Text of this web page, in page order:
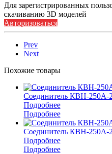
Для зарегистрированных
скачиванию 3D моделей
Авторизоваться
Prev
Next
Похожие товары
Соединитель КВН-
Подробнее
Подробнее
Соединитель КВН-
Подробнее
Подробнее